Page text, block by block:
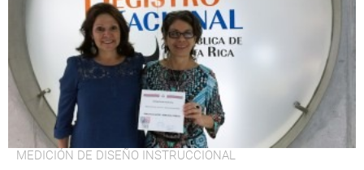
MEDICIÓN DE DISEÑO INSTRUCCIONAL